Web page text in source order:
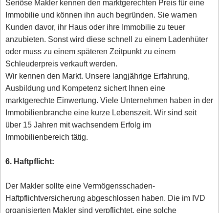
Seriöse Makler kennen den marktgerechten Preis für eine
Immobilie und können ihn auch begründen. Sie warnen
Kunden davor, ihr Haus oder ihre Immobilie zu teuer
anzubieten. Sonst wird diese schnell zu einem Ladenhüter
oder muss zu einem späteren Zeitpunkt zu einem
Schleuderpreis verkauft werden.
Wir kennen den Markt. Unsere langjährige Erfahrung,
Ausbildung und Kompetenz sichert Ihnen eine
marktgerechte Einwertung. Viele Unternehmen haben in der
Immobilienbranche eine kurze Lebenszeit. Wir sind seit
über 15 Jahren mit wachsendem Erfolg im
Immobilienbereich tätig.
6. Haftpflicht:
Der Makler sollte eine Vermögensschaden-
Haftpflichtversicherung abgeschlossen haben. Die im IVD
organisierten Makler sind verpflichtet, eine solche